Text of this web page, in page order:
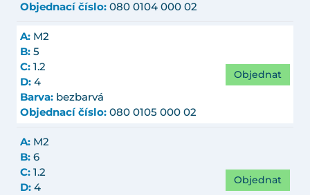
Objednací číslo: 080 0104 000 02
A: M2
B: 5
C: 1.2
D: 4
Barva: bezbarvá
Objednací číslo: 080 0105 000 02
Objednat
A: M2
B: 6
C: 1.2
D: 4
Objednat